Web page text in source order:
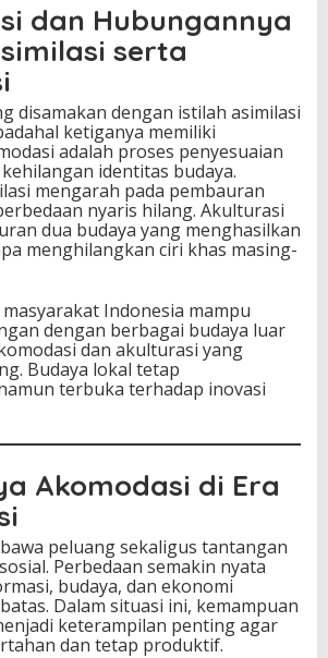
dan Hubungannya
serta
disamakan dengan istilah asimilasi
ketiganya memiliki
adalah proses penyesuaian
identitas budaya.
mengarah pada pembauran
nyaris hilang. Akulturasi
dua budaya yang menghasilkan
menghilangkan ciri khas masing-
Indonesia mampu
dengan berbagai budaya luar
dan akulturasi yang
Budaya lokal tetap
terbuka terhadap inovasi
Akomodasi di Era
peluang sekaligus tantangan
Perbedaan semakin nyata
budaya, dan ekonomi
Dalam situasi ini, kemampuan
keterampilan penting agar
dan tetap produktif.